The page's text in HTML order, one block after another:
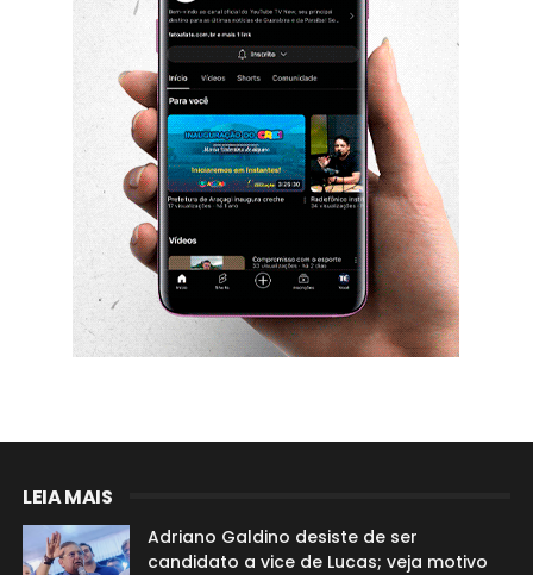
LEIA MAIS
Adriano Galdino desiste de ser
candidato a vice de Lucas; veja motivo